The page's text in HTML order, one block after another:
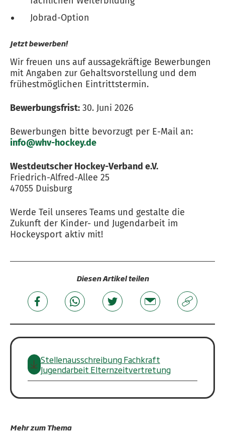
Jobrad-Option
Jetzt bewerben!
Wir freuen uns auf aussagekräftige Bewerbungen
mit Angaben zur Gehaltsvorstellung und dem
frühestmöglichen Eintrittstermin.
Bewerbungsfrist: 30. Juni 2026
Bewerbungen bitte bevorzugt per E-Mail an:
info@whv-hockey.de
Westdeutscher Hockey-Verband e.V.
Friedrich-Alfred-Allee 25
47055 Duisburg
Werde Teil unseres Teams und gestalte die
Zukunft der Kinder- und Jugendarbeit im
Hockeysport aktiv mit!
Diesen Artikel teilen
Stellenausschreibung Fachkraft
Jugendarbeit Elternzeitvertretung
Mehr zum Thema